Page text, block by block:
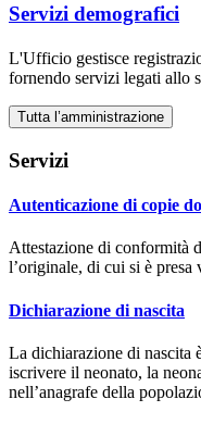
Servizi demografici
L'Ufficio gestisce
fornendo servizi legati allo
Tutta l’amministrazione
Servizi
Autenticazione di copie
Attestazione di conformità
l’originale, di cui si è presa
Dichiarazione di nascita
La dichiarazione di nascita
iscrivere il neonato, la
nell’anagrafe della